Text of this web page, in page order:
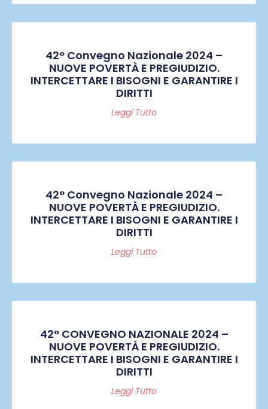
42° Convegno Nazionale 2024 –
NUOVE POVERTÀ E PREGIUDIZIO.
INTERCETTARE I BISOGNI E GARANTIRE I
DIRITTI
Leggi Tutto
42° Convegno Nazionale 2024 –
NUOVE POVERTÀ E PREGIUDIZIO.
INTERCETTARE I BISOGNI E GARANTIRE I
DIRITTI
Leggi Tutto
42° CONVEGNO NAZIONALE 2024 –
NUOVE POVERTÀ E PREGIUDIZIO.
INTERCETTARE I BISOGNI E GARANTIRE I
DIRITTI
Leggi Tutto